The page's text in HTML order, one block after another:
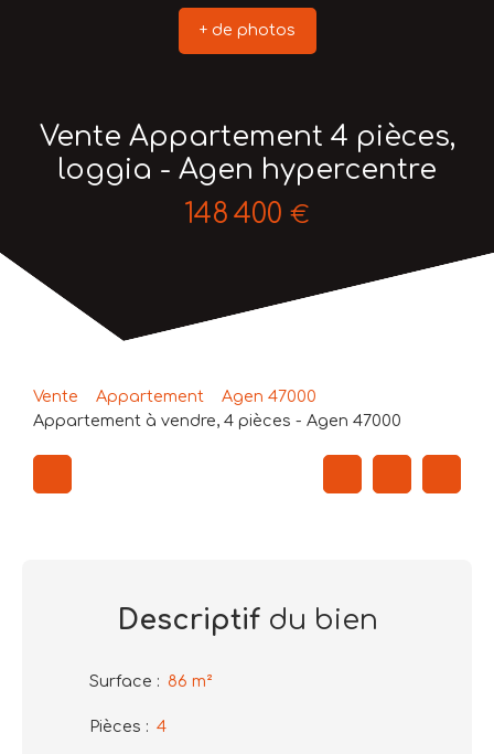
+ de photos
Vente Appartement 4 pièces,
loggia - Agen hypercentre
148 400 €
Vente Appartement
Agen 47000
Appartement à vendre, 4 pièces - Agen 47000
Descriptifdu bien
Surface : 86 m²
Pièces : 4